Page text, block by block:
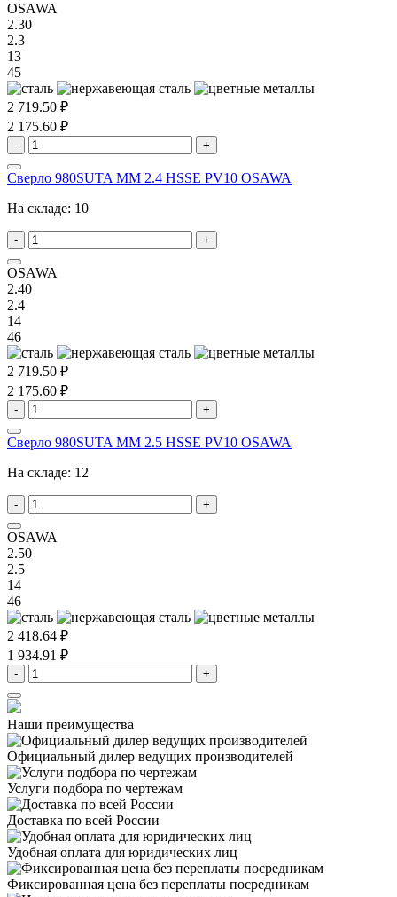
OSAWA
2.30
2.3
13
45
2 719.50 ₽
2 175.60 ₽
- +
Сверло 980SUTA MM 2.4 HSSE PV10 OSAWA
На складе: 10
- +
OSAWA
2.40
2.4
14
46
2 719.50 ₽
2 175.60 ₽
- +
Сверло 980SUTA MM 2.5 HSSE PV10 OSAWA
На складе: 12
- +
OSAWA
2.50
2.5
14
46
2 418.64 ₽
1 934.91 ₽
- +
Наши преимущества
Официальный дилер ведущих производителей
Услуги подбора по чертежам
Доставка по всей России
Удобная оплата для юридических лиц
Фиксированная цена без переплаты посредникам